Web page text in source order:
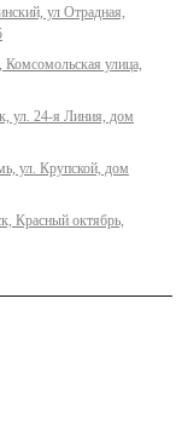
ул Отрадная,
Комсомольская улица,
ул. 24-я Линия, дом
ул. Крупской, дом
Красный октябрь,